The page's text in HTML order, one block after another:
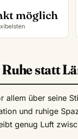
möglich
statt
allem über seine
und ruhige
genug Luft